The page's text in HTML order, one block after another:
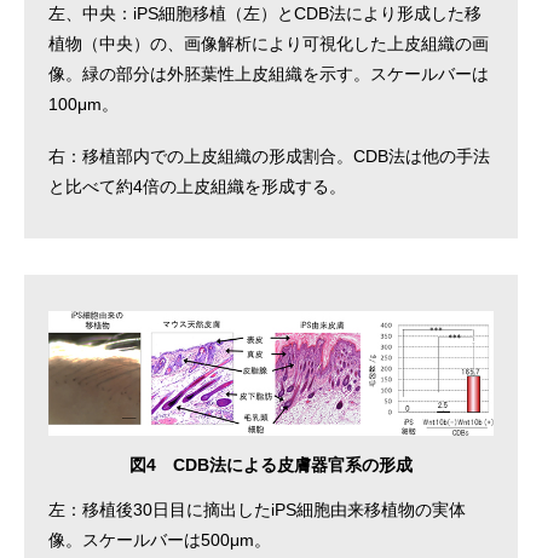
左、中央：iPS細胞移植（左）とCDB法により形成した移
植物（中央）の、画像解析により可視化した上皮組織の画
像。緑の部分は外胚葉性上皮組織を示す。スケールバーは
100μm。
右：移植部内での上皮組織の形成割合。CDB法は他の手法
と比べて約4倍の上皮組織を形成する。
図4 CDB法による皮膚器官系の形成
左：移植後30日目に摘出したiPS細胞由来移植物の実体
像。スケールバーは500μm。